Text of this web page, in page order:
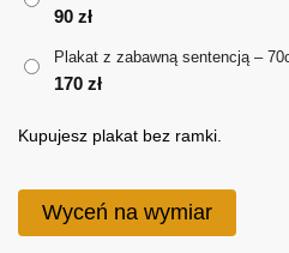
90 zł
Plakat z zabawną sentencją –
170 zł
Kupujesz plakat bez ramki.
Wyceń na wymiar